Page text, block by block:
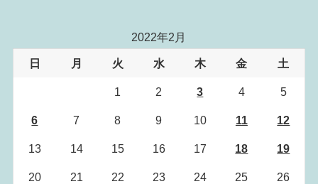
2022年2月
日 月 火 水 木 金 土
1 2 3 4 5
6 7 8 9 10 11 12
13 14 15 16 17 18 19
20 21 22 23 24 25 26